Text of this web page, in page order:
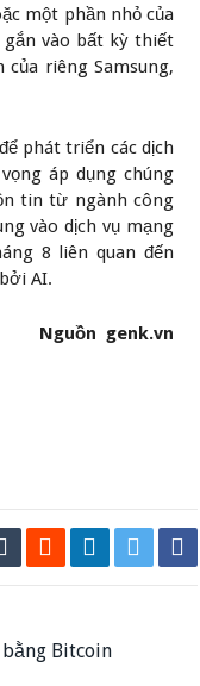
một phần nhỏ của
gắn vào bất kỳ thiết
riêng Samsung,
phát triển các dịch
áp dụng chúng
tin từ ngành công
vào dịch vụ mạng
8 liên quan đến
AI.
Nguồn genk.vn
Bitcoin